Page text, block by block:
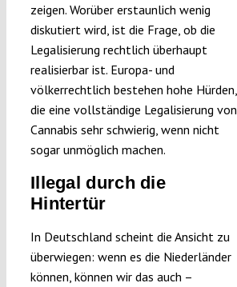
zeigen. Worüber erstaunlich wenig
diskutiert wird, ist die Frage, ob die
Legalisierung rechtlich überhaupt
realisierbar ist. Europa- und
völkerrechtlich bestehen hohe Hürden,
die eine vollständige Legalisierung von
Cannabis sehr schwierig, wenn nicht
sogar unmöglich machen.
Illegal durch die
Hintertür
In Deutschland scheint die Ansicht zu
überwiegen: wenn es die Niederländer
können, können wir das auch –